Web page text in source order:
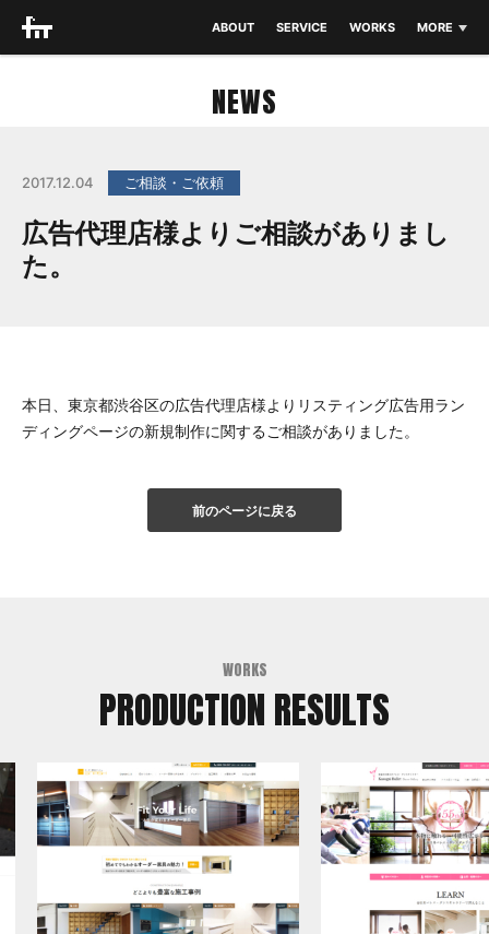
MORE
THEME
ABOUT SERVICE WORKS
NEWS
2017.12.04 ご相談・ご依頼
広告代理店様よりご相談がありまし
た。
本日、東京都渋谷区の広告代理店様よりリスティング広告用ラン
ディングページの新規制作に関するご相談がありました。
前のページに戻る
WORKS
PRODUCTION RESULTS